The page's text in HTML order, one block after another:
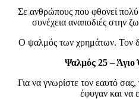
Σε ανθρώπους που φθονεί πολύ
συνέχεια αναποδιές στην
Ο ψαλμός των χρημάτων. Τον
Ψαλμός 25 –
Για να γνωρίστε τον εαυτό
έφυγαν και να